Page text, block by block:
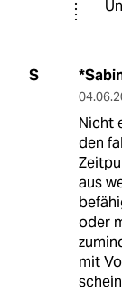
S
Nicht
den
aus
oder
mit